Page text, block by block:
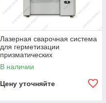
Лазерная сварочная система
для герметизации
призматических
аккумуляторов
В наличии
Цену уточняйте